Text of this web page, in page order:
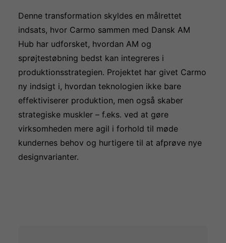
Denne transformation skyldes en målrettet
indsats, hvor Carmo sammen med Dansk AM
Hub har udforsket, hvordan AM og
sprøjtestøbning bedst kan integreres i
produktionsstrategien. Projektet har givet Carmo
ny indsigt i, hvordan teknologien ikke bare
effektiviserer produktion, men også skaber
strategiske muskler – f.eks. ved at gøre
virksomheden mere agil i forhold til møde
kundernes behov og hurtigere til at afprøve nye
designvarianter.